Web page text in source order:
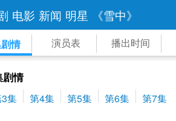
电影 新闻 明星 《雪中》
情 演员表 播出时间
剧情
集 第4集 第5集 第6集 第7集